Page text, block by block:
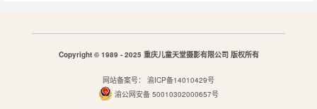
Copyright © 1989 - 2025 重庆儿童天堂摄影有限公司 版权所有
网站备案号： 渝ICP备14010429号
渝公网安备 50010302000657号